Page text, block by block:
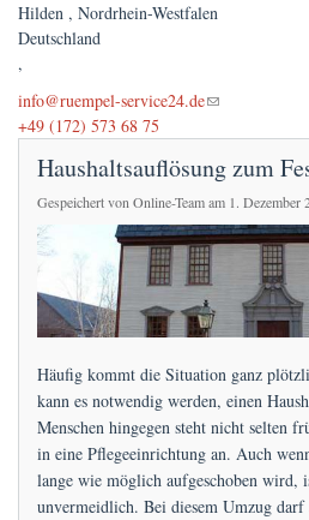
Hilden , Nordrhein-Westfalen
Deutschland
,
info@ruempel-service24.de
(link sends e-mail)
+49 (172) 573 68 75
Haushaltsauflösung zum
Gespeichert vonOnline-Teamam 1. Dezember
Häufig kommt die Situation ganz
kann es notwendig werden, einen
Menschen hingegen steht nicht selten
in eine Pflegeeinrichtung an. Auch
lange wie möglich aufgeschoben wird,
unvermeidlich. Bei diesem Umzug darf